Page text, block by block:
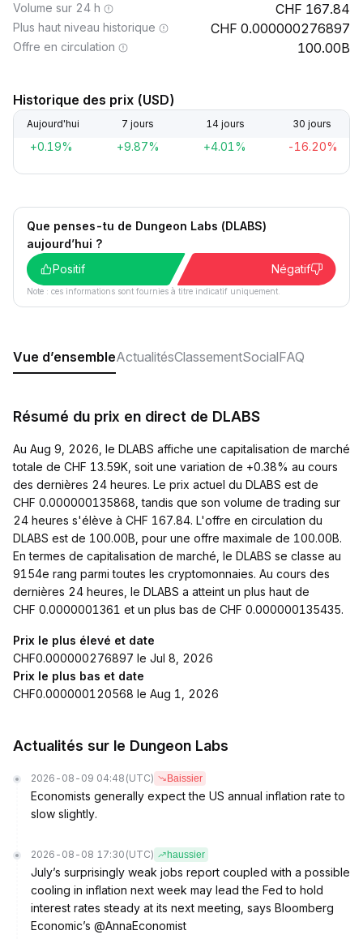
Volume sur 24 h 167.84
Plus haut niveau historique 0.000000276897
Offre en circulation 100.00B
Historique des prix (USD)
Aujourd'hui 7 jours 14 jours 30 jours
+0.19% +9.87% +4.01% -16.20%
Que penses-tu de Dungeon Labs (DLABS)
aujourd’hui ?
Positif
Négatif
Note : ces informations sont fournies à titre indicatif uniquement.
Vue d’ensembleActualitésClassementSocialFAQ
Résumé du prix en direct de DLABS
Au Aug 9, 2026, le DLABS affiche une capitalisation de marché
totale de CHF 13.59K, soit une variation de +0.38% au cours
des dernières 24 heures. Le prix actuel du DLABS est de
CHF 0.000000135868, tandis que son volume de trading sur
24 heures s'élève à CHF 167.84. L'offre en circulation du
DLABS est de 100.00B, pour une offre maximale de 100.00B.
En termes de capitalisation de marché, le DLABS se classe au
9154e rang parmi toutes les cryptomonnaies. Au cours des
dernières 24 heures, le DLABS a atteint un plus haut de
CHF 0.0000001361 et un plus bas de CHF 0.000000135435.
Prix le plus élevé et date
CHF0.000000276897 le Jul 8, 2026
Prix le plus bas et date
CHF0.000000120568 le Aug 1, 2026
Actualités sur le Dungeon Labs
2026-08-09 04:48 (UTC) Baissier
Economists generally expect the US annual inflation rate to
slow slightly.
2026-08-08 17:30 (UTC) haussier
July’s surprisingly weak jobs report coupled with a possible
cooling in inflation next week may lead the Fed to hold
interest rates steady at its next meeting, says Bloomberg
Economic’s @AnnaEconomist